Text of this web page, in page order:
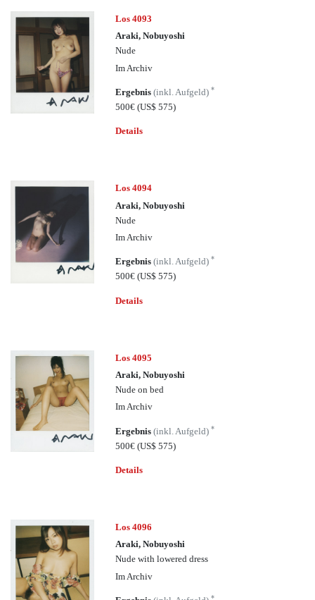
Los 4093
Araki, Nobuyoshi
Nude
Im Archiv
Ergebnis(inkl. Aufgeld)*
500€(US$ 575)
Details
Los 4094
Araki, Nobuyoshi
Nude
Im Archiv
Ergebnis(inkl. Aufgeld)*
500€(US$ 575)
Details
Los 4095
Araki, Nobuyoshi
Nude on bed
Im Archiv
Ergebnis(inkl. Aufgeld)*
500€(US$ 575)
Details
Los 4096
Araki, Nobuyoshi
Nude with lowered dress
Im Archiv
*